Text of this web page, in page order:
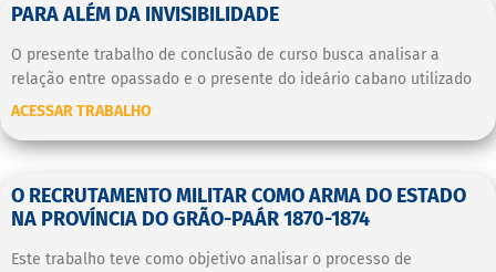
PARA ALÉM DA INVISIBILIDADE
O presente trabalho de conclusão de curso busca analisar a
relação entre opassado e o presente do ideário cabano utilizado
ACESSAR TRABALHO
O RECRUTAMENTO MILITAR COMO ARMA DO ESTADO
NA PROVÍNCIA DO GRÃO-PAÁR 1870-1874
Este trabalho teve como objetivo analisar o processo de